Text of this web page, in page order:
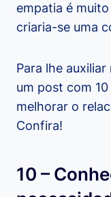
empatia é
criaria-se uma
Para lhe
um post com
melhorar o
Confira!
10 –